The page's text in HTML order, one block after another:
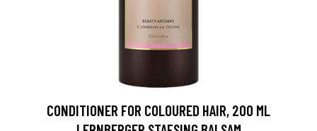
CONDITIONER FOR COLOURED HAIR, 200 ML